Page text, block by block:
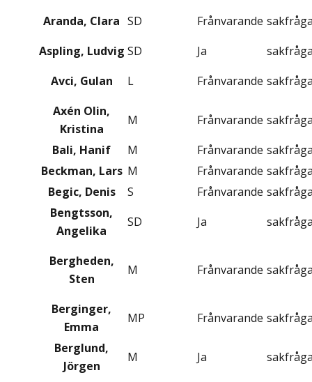
Aranda, Clara SD Frånvarande
Aspling, Ludvig SD Ja
Avci, Gulan
L Frånvarande
Axén Olin,
Kristina
M Frånvarande
Bali, Hanif
M Frånvarande
Beckman, Lars M Frånvarande
Begic, Denis
S Frånvarande
Bengtsson,
Angelika
SD Ja
Bergheden,
Sten
M Frånvarande
Berginger,
Emma
MP Frånvarande
Berglund,
Jörgen
M Ja